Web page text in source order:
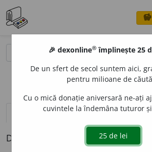
savings
definiții (1)
Definiția cu ID-ul 69617:
🎉 dexonline® împlinește 25
De un sfert de secol suntem aici,
pentru milioane de
Cu o mică donație aniversară ne-ați
cuvintele la îndemâna tuturor